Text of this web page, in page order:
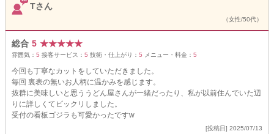
Tさん
（女性/50代）
総合 5 ★★★★★
雰囲気： 5 接客サービス： 5 技術・仕上がり： 5 メニュー・料金： 5
今回も丁寧なカットをしていただきました。
毎回 裏表の無いお人柄に温かみを感じます。
抜群に美味しいと思ううどん屋さんが一緒だったり、私が以前住んでいた辺
りに詳しくてビックリしました。
受付の看板ゴジラも可愛かったですw
[投稿日] 2025/07/13